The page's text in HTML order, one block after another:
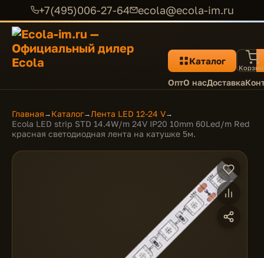
+7(495)006-27-64 ecola@ecola-im.ru
Каталог
ОптО насДоставка
Главная → Каталог→Лента LED 12-24 V→
Ecola LED strip STD 14.4W/m 24V IP20 10mm 60Led/m Red
красная светодиодная лента на катушке 5м.